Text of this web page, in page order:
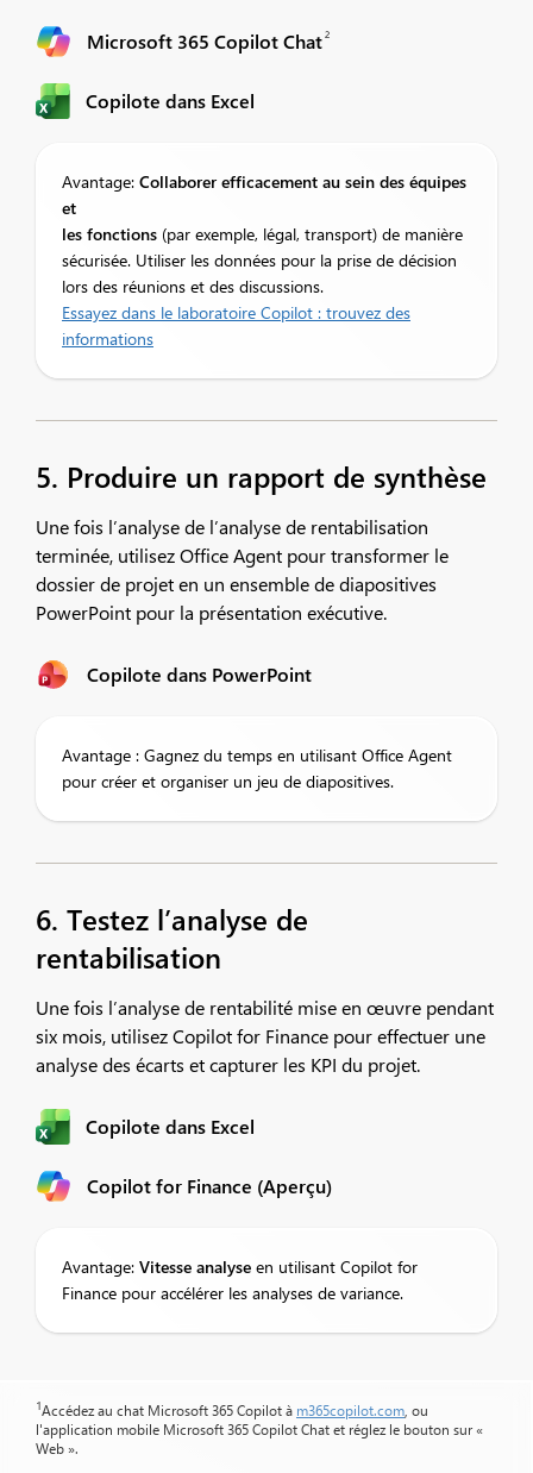
Microsoft 365 Copilot Chat2
Copilote dans Excel
Avantage: Collaborer efficacement au sein des équipes
et
les fonctions (par exemple, légal, transport) de manière
sécurisée. Utiliser les données pour la prise de décision
lors des réunions et des discussions.
Essayez dans le laboratoire Copilot : trouvez des
informations
5. Produire un rapport de synthèse
Une fois l’analyse de l’analyse de rentabilisation
terminée, utilisez Office Agent pour transformer le
dossier de projet en un ensemble de diapositives
PowerPoint pour la présentation exécutive.
Copilote dans PowerPoint
Avantage : Gagnez du temps en utilisant Office Agent
pour créer et organiser un jeu de diapositives.
6. Testez l’analyse de
rentabilisation
Une fois l’analyse de rentabilité mise en œuvre pendant
six mois, utilisez Copilot for Finance pour effectuer une
analyse des écarts et capturer les KPI du projet.
Copilote dans Excel
Copilot for Finance (Aperçu)
Avantage: Vitesse analyse en utilisant Copilot for
Finance pour accélérer les analyses de variance.
1Accédez au chat Microsoft 365 Copilot à m365copilot.com , ou
l'application mobile Microsoft 365 Copilot Chat et réglez le bouton sur «
Web ».